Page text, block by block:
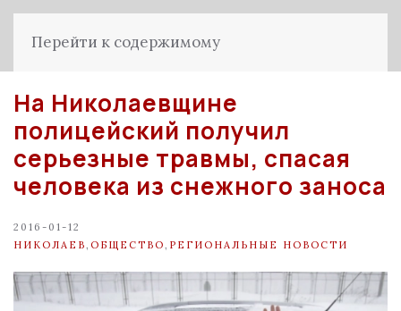
Перейти к содержимому
На Николаевщине
полицейский получил
серьезные травмы, спасая
человека из снежного заноса
2016-01-12
НИКОЛАЕВ ОБЩЕСТВО РЕГИОНАЛЬНЫЕ НОВОСТИ